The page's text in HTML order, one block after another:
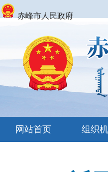
赤峰市人民政府
网站首页 组织